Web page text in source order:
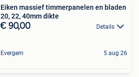
Eiken massief timmerpanelen en bladen
20, 22, 40mm dikte
€ 90,00 Details
Evergem 5 aug 26